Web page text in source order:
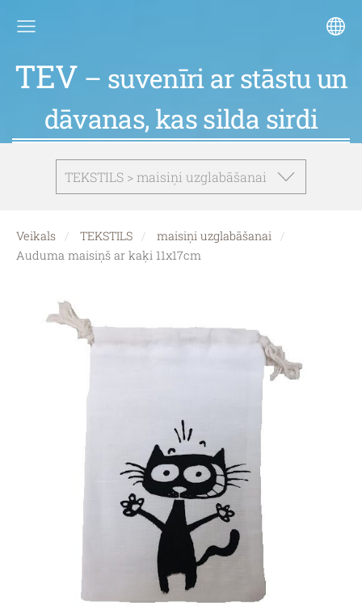
TEV – suvenīri ar stāstu un
dāvanas, kas silda sirdi
TEKSTILS > maisiņi uzglabāšanai
Veikals TEKSTILS
maisiņi uzglabāšanai
Auduma maisiņš ar kaķi 11x17cm